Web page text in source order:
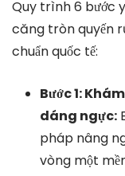
Quy trình 6 bước
căng tròn quyến
chuẩn quốc tế:
Bước 1:
dáng ngực:
pháp nâng
vòng một